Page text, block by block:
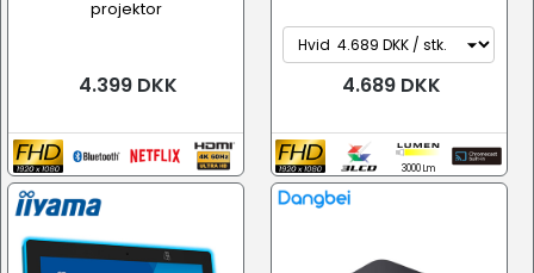
projektor
4.399 DKK 4.689 DKK
3000 Lm